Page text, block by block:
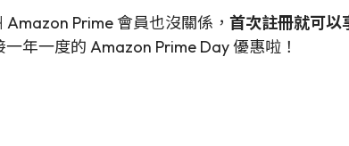
Prime 會員也沒關係， 首次註冊就可以
年一度的 Amazon Prime Day 優惠啦！